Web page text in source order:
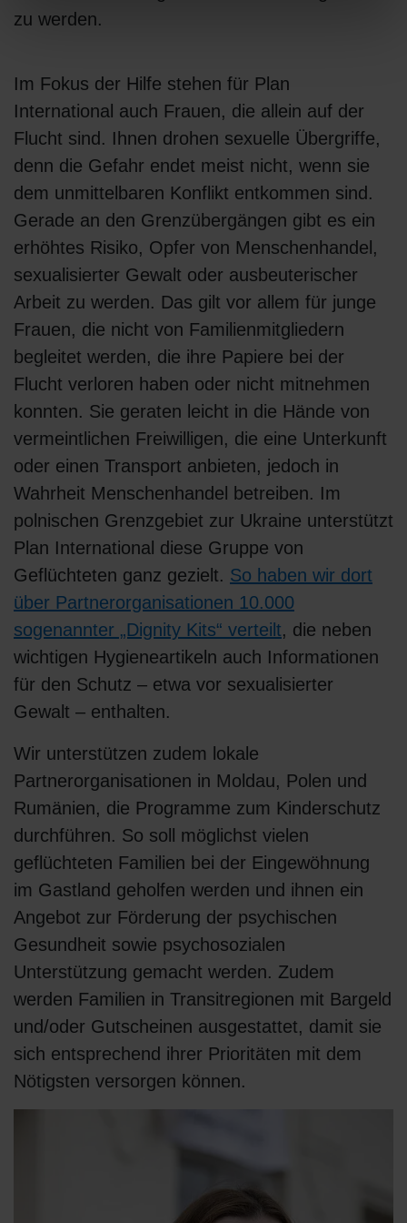
zu werden.
Im Fokus der Hilfe stehen für Plan
International auch Frauen, die allein auf der
Flucht sind. Ihnen drohen sexuelle Übergriffe,
denn die Gefahr endet meist nicht, wenn sie
dem unmittelbaren Konflikt entkommen sind.
Gerade an den Grenzübergängen gibt es ein
erhöhtes Risiko, Opfer von Menschenhandel,
sexualisierter Gewalt oder ausbeuterischer
Arbeit zu werden. Das gilt vor allem für junge
Frauen, die nicht von Familienmitgliedern
begleitet werden, die ihre Papiere bei der
Flucht verloren haben oder nicht mitnehmen
konnten. Sie geraten leicht in die Hände von
vermeintlichen Freiwilligen, die eine Unterkunft
oder einen Transport anbieten, jedoch in
Wahrheit Menschenhandel betreiben. Im
polnischen Grenzgebiet zur Ukraine unterstützt
Plan International diese Gruppe von
Geflüchteten ganz gezielt. So haben wir dort
über Partnerorganisationen 10.000
sogenannter „Dignity Kits“ verteilt, die neben
wichtigen Hygieneartikeln auch Informationen
für den Schutz – etwa vor sexualisierter
Gewalt – enthalten.
Wir unterstützen zudem lokale
Partnerorganisationen in Moldau, Polen und
Rumänien, die Programme zum Kinderschutz
durchführen. So soll möglichst vielen
geflüchteten Familien bei der Eingewöhnung
im Gastland geholfen werden und ihnen ein
Angebot zur Förderung der psychischen
Gesundheit sowie psychosozialen
Unterstützung gemacht werden. Zudem
werden Familien in Transitregionen mit Bargeld
und/oder Gutscheinen ausgestattet, damit sie
sich entsprechend ihrer Prioritäten mit dem
Nötigsten versorgen können.